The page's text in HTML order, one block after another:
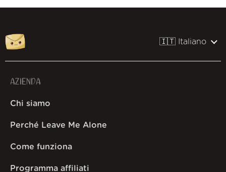
🇮🇹 Italiano
AZIENDA
Chi siamo
Perché Leave Me Alone
Come funziona
Programma affiliati